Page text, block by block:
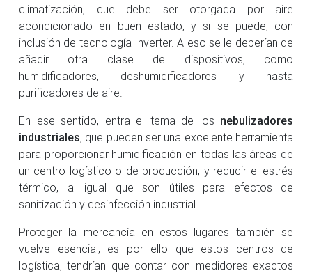
climatización, que debe ser otorgada por aire
acondicionado en buen estado, y si se puede, con
inclusión de tecnología Inverter. A eso se le deberían de
añadir otra clase de dispositivos, como
humidificadores, deshumidificadores y hasta
purificadores de aire.
En ese sentido, entra el tema de los nebulizadores
industriales, que pueden ser una excelente herramienta
para proporcionar humidificación en todas las áreas de
un centro logístico o de producción, y reducir el estrés
térmico, al igual que son útiles para efectos de
sanitización y desinfección industrial.
Proteger la mercancía en estos lugares también se
vuelve esencial, es por ello que estos centros de
logística, tendrían que contar con medidores exactos